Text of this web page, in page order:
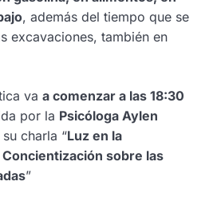
, además del tiempo que se
excavaciones, también en
va a comenzar a las 18:30
por la Psicóloga Aylen
charla “Luz en la
sobre las
”